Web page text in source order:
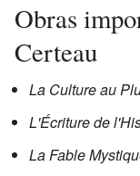
Obras
Certeau
La Culture au
L'Écriture de
La Fable